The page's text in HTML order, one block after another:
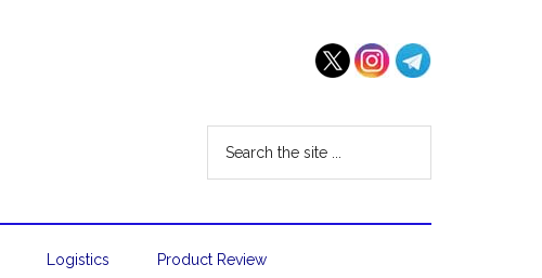
Logistics Product Review